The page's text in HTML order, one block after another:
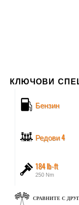
КЛЮЧОВИ
Бензин
Редови 4
184 lb-ft
250 Nm
СРАВНИТЕ С